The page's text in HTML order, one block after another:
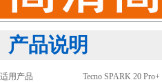
产品说明
适用产品
Tecno SPARK 20 Pro+